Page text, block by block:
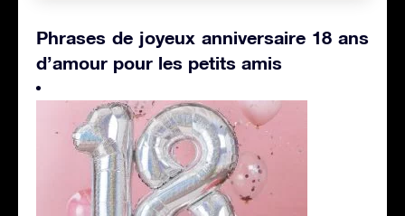
Phrases de joyeux anniversaire 18 ans
d’amour pour les petits amis